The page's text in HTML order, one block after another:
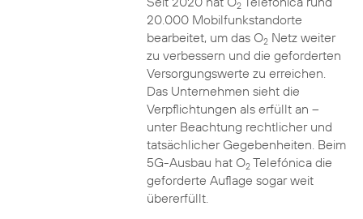
2
20.000 Mobilfunkstandorte
bearbeitet, um das O2Netz weiter
zu verbessern und die geforderten
Versorgungswerte zu erreichen.
Das Unternehmen sieht die
Verpflichtungen als erfüllt an –
unter Beachtung rechtlicher und
tatsächlicher Gegebenheiten. Beim
5G-Ausbau hat O2Telefónica die
geforderte Auflage sogar weit
übererfüllt.